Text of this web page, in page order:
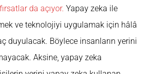
da açıyor. Yapay zeka ile
ve teknolojiyi uygulamak için hâlâ
duyulacak. Böylece insanların yerini
Aksine, yapay zeka